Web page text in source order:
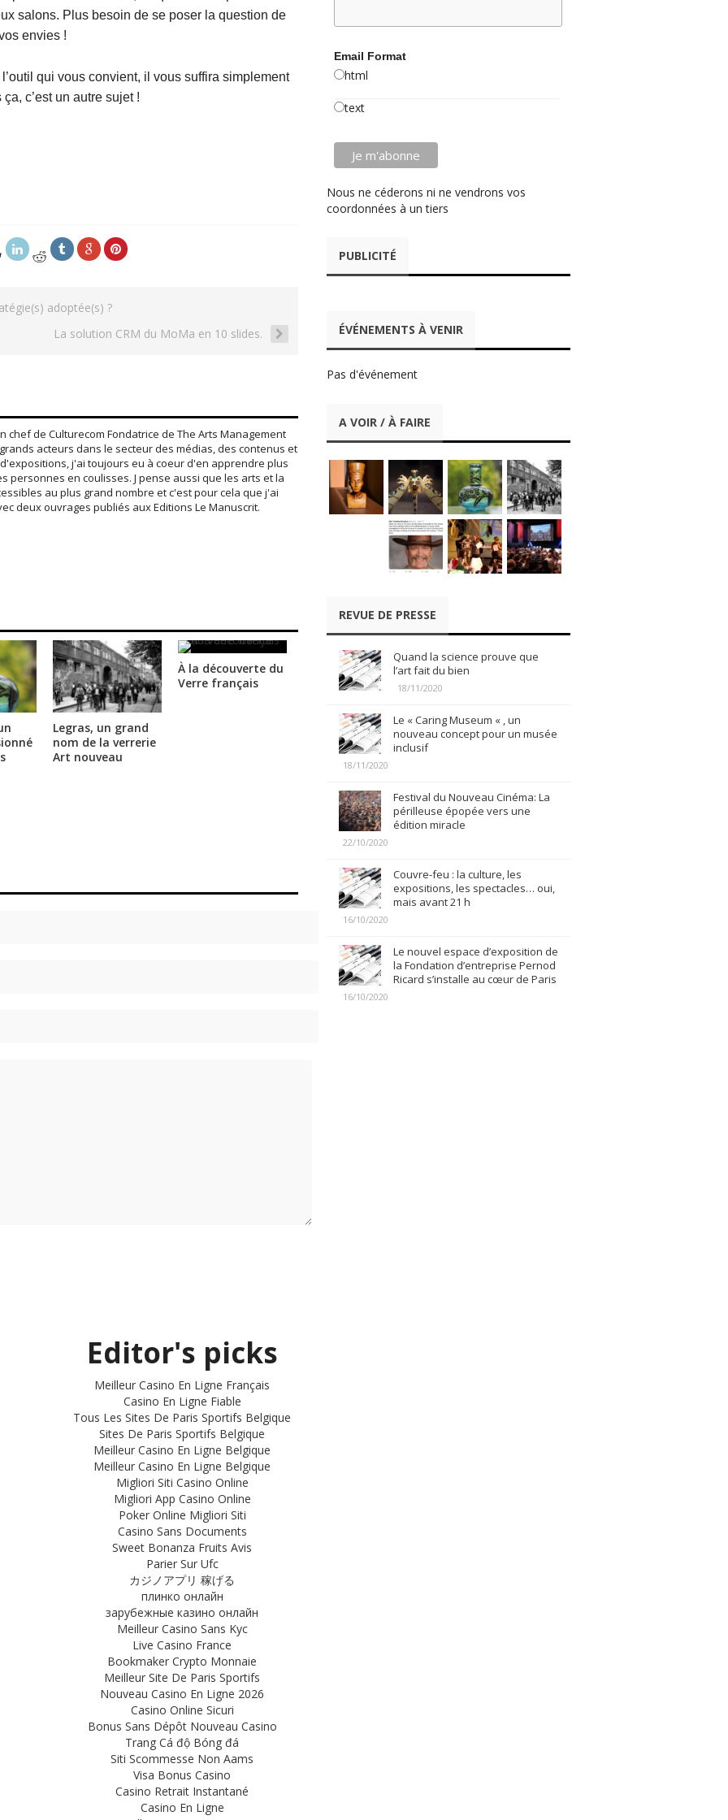
salons. Plus besoin de se poser la question de
envies !
qui vous convient, il vous suffira simplement
c’est un autre sujet !
adoptée(s) ?
La solution CRM du MoMa en 10 slides.
chef de Culturecom Fondatrice de The Arts Management
acteurs dans le secteur des médias, des contenus et
j'ai toujours eu à coeur d'en apprendre plus
personnes en coulisses. J pense aussi que les arts et la
au plus grand nombre et c'est pour cela que j'ai
deux ouvrages publiés aux Editions Le Manuscrit.
Legras, un grand
nom de la verrerie
Art nouveau
À la découverte du
Verre français
Email Format
html
text
Nous ne céderons ni ne vendrons vos
coordonnées à un tiers
PUBLICITÉ
ÉVÉNEMENTS À VENIR
Pas d'événement
A VOIR / À FAIRE
REVUE DE PRESSE
Quand la science prouve que
l’art fait du bien
18/11/2020
Le « Caring Museum « , un
nouveau concept pour un musée
inclusif
18/11/2020
Festival du Nouveau Cinéma: La
périlleuse épopée vers une
édition miracle
22/10/2020
Couvre-feu : la culture, les
expositions, les spectacles… oui,
mais avant 21 h
16/10/2020
Le nouvel espace d’exposition de
la Fondation d’entreprise Pernod
Ricard s’installe au cœur de Paris
16/10/2020
Editor's picks
Meilleur Casino En Ligne Français
Casino En Ligne Fiable
Tous Les Sites De Paris Sportifs Belgique
Sites De Paris Sportifs Belgique
Meilleur Casino En Ligne Belgique
Meilleur Casino En Ligne Belgique
Migliori Siti Casino Online
Migliori App Casino Online
Poker Online Migliori Siti
Casino Sans Documents
Sweet Bonanza Fruits Avis
Parier Sur Ufc
カジノアプリ 稼げる
плинко онлайн
зарубежные казино онлайн
Meilleur Casino Sans Kyc
Live Casino France
Bookmaker Crypto Monnaie
Meilleur Site De Paris Sportifs
Nouveau Casino En Ligne 2026
Casino Online Sicuri
Bonus Sans Dépôt Nouveau Casino
Trang Cá độ Bóng đá
Siti Scommesse Non Aams
Visa Bonus Casino
Casino Retrait Instantané
Casino En Ligne